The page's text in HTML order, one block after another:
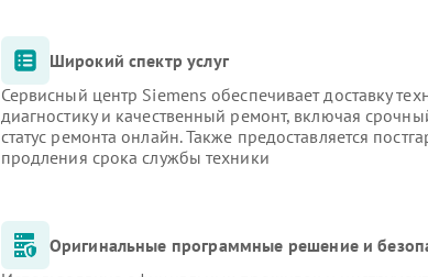
Широкий спектр услуг
Сервисный центр Siemens обеспечивает доставку
диагностику и качественный ремонт, включая
статус ремонта онлайн. Также предоставляется
продления срока службы техники
Оригинальные программные решение и